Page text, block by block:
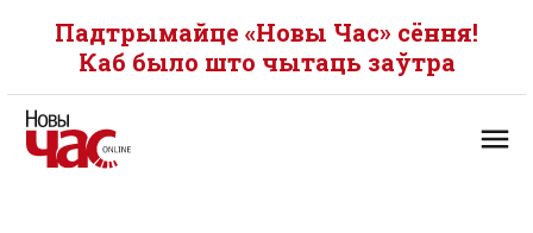
Падтрымайце «Новы Час» сёння!
Каб было што чытаць заўтра